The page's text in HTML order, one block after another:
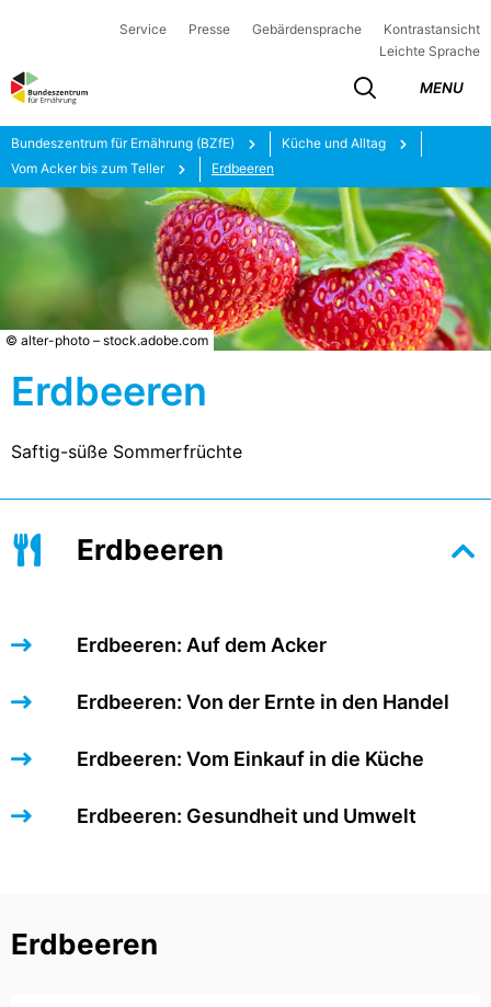
Service Presse Gebärdensprache
Kontrastansicht
Leichte Sprache
MENU
Bundeszentrum für Ernährung (BZfE)
Küche und Alltag
Vom Acker bis zum Teller
Erdbeeren
Erdbeeren
Saftig-süße Sommerfrüchte
© alter-photo – stock.adobe.com
Erdbeeren
Erdbeeren: Auf dem Acker
Erdbeeren: Von der Ernte in den Handel
Erdbeeren: Vom Einkauf in die Küche
Erdbeeren: Gesundheit und Umwelt
Erdbeeren